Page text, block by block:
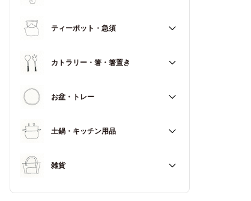
お猪口（おちょこ）
ティーポット・急須
カトラリー・箸・箸置き
すべて
箸
お盆・トレー
すべて
土鍋・キッチン用品
すべて
雑貨
すべて